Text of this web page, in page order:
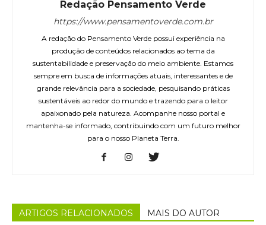
Redação Pensamento Verde
https://www.pensamentoverde.com.br
A redação do Pensamento Verde possui experiência na
produção de conteúdos relacionados ao tema da
sustentabilidade e preservação do meio ambiente. Estamos
sempre em busca de informações atuais, interessantes e de
grande relevância para a sociedade, pesquisando práticas
sustentáveis ao redor do mundo e trazendo para o leitor
apaixonado pela natureza. Acompanhe nosso portal e
mantenha-se informado, contribuindo com um futuro melhor
para o nosso Planeta Terra.
ARTIGOS RELACIONADOS MAIS DO AUTOR